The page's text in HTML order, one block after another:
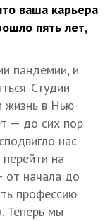
ваша карьера
пять лет,
пандемии, и
Студии
жизнь в Нью-
— до сих пор
нас
на
от начала до
профессию
Теперь мы